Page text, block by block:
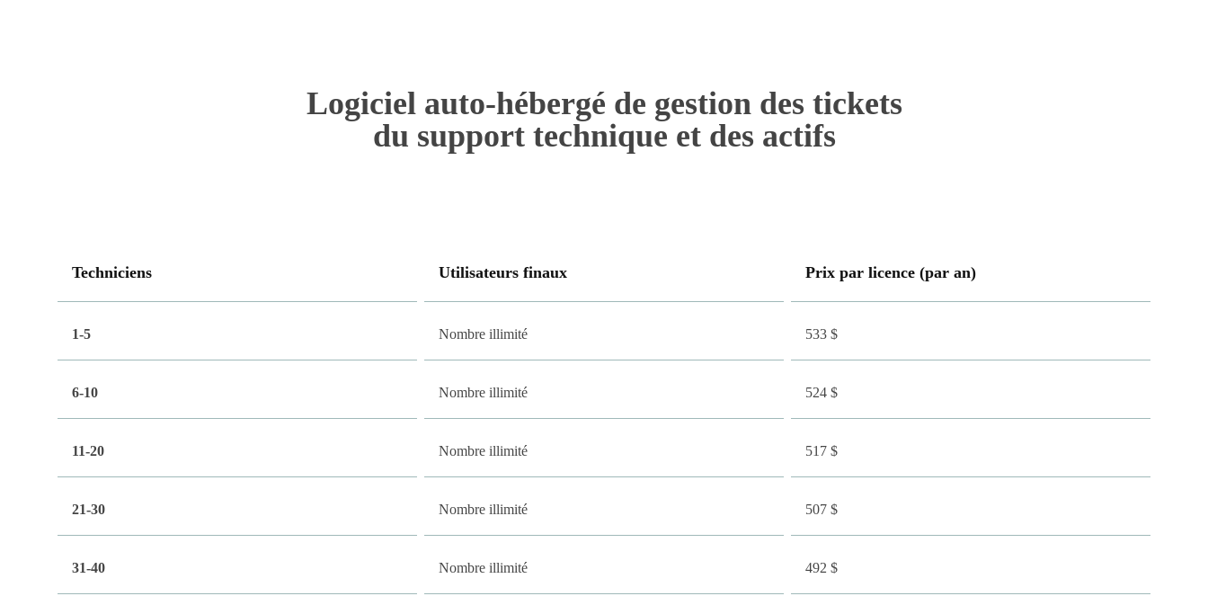
Logiciel auto-hébergé de gestion des tickets
du support technique et des actifs
Techniciens Utilisateurs finaux Prix par licence (par an)
1-5 Nombre illimité 533 $
6-10 Nombre illimité 524 $
11-20 Nombre illimité 517 $
21-30 Nombre illimité 507 $
31-40 Nombre illimité 492 $